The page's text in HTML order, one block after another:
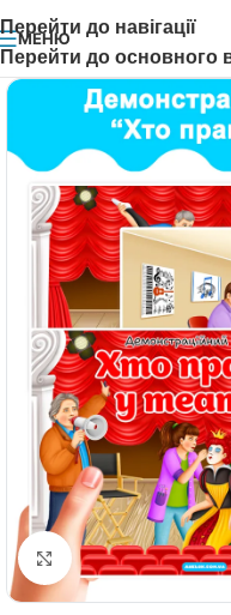
Перейти до навігації
Перейти до основного
МЕНЮ
Натисніть, щоб